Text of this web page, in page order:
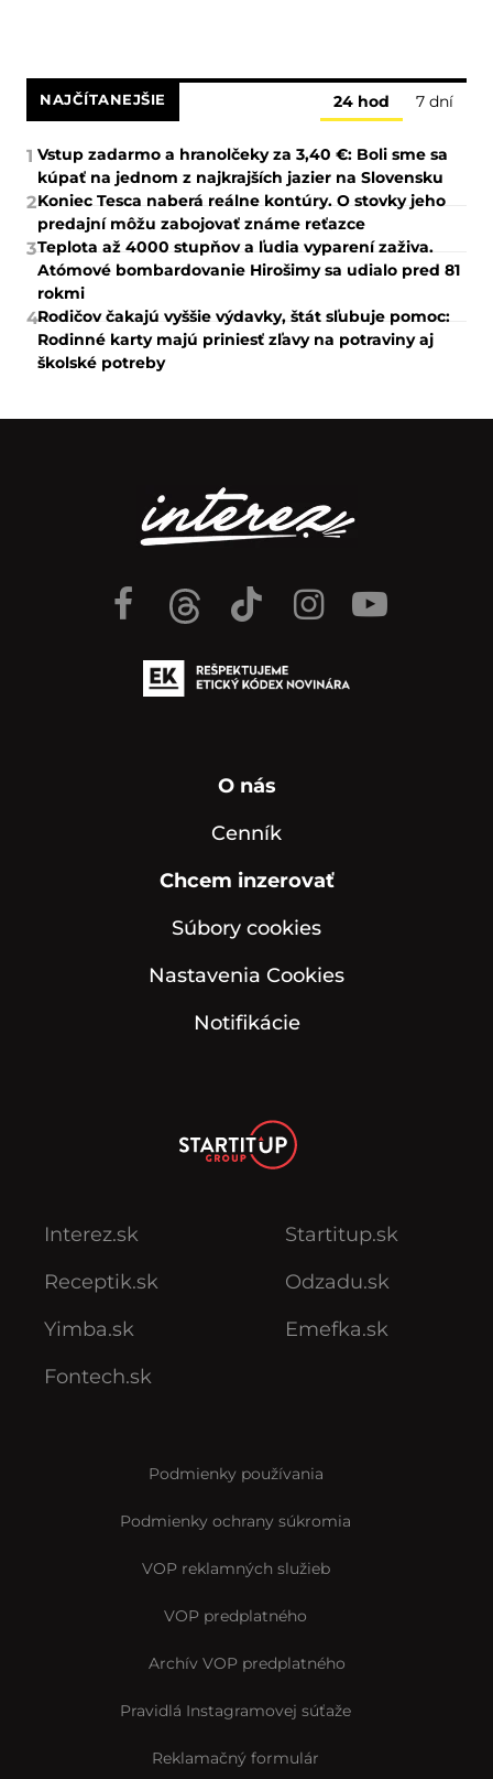
NAJČÍTANEJŠIE 24 hod 7 dní
1 Vstup zadarmo a hranolčeky za 3,40 €: Boli sme sa
kúpať na jednom z najkrajších jazier na Slovensku
2Koniec Tesca naberá reálne kontúry. O stovky jeho
predajní môžu zabojovať známe reťazce
3Teplota až 4000 stupňov a ľudia vyparení zaživa.
Atómové bombardovanie Hirošimy sa udialo pred 81
rokmi
4Rodičov čakajú vyššie výdavky, štát sľubuje pomoc:
Rodinné karty majú priniesť zľavy na potraviny aj
školské potreby
O nás
Cenník
Chcem inzerovať
Súbory cookies
Nastavenia Cookies
Notifikácie
Interez.sk
Receptik.sk
Yimba.sk
Fontech.sk
Startitup.sk
Odzadu.sk
Emefka.sk
Podmienky používania
Podmienky ochrany súkromia
VOP reklamných služieb
VOP predplatného
Archív VOP predplatného
Pravidlá Instagramovej súťaže
Reklamačný formulár